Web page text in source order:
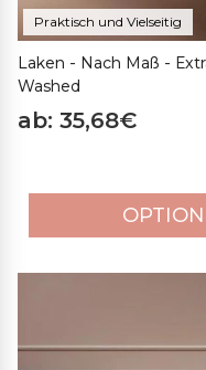
Praktisch und Vielseitig
Laken - Nach Maß -
Washed
ab: 35,68€